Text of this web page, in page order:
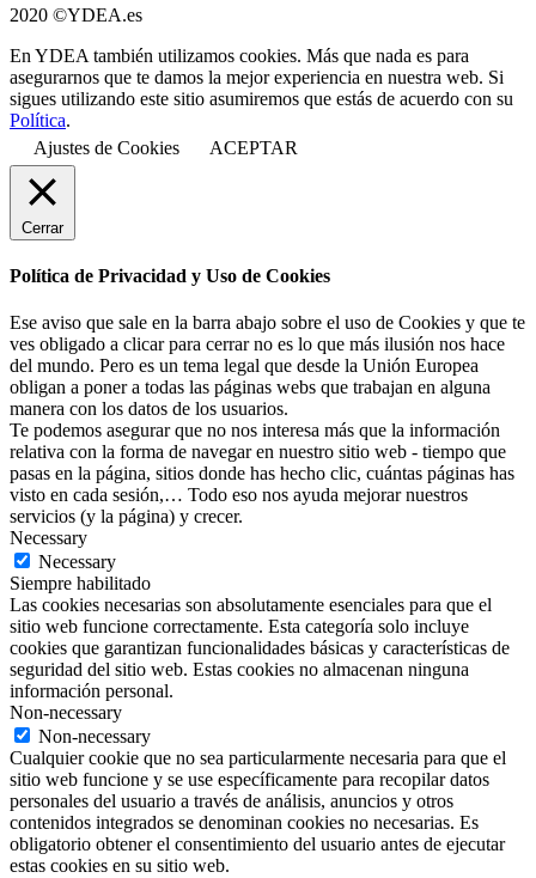
2020 ©YDEA.es
En YDEA también utilizamos cookies. Más que nada es para
asegurarnos que te damos la mejor experiencia en nuestra web. Si
sigues utilizando este sitio asumiremos que estás de acuerdo con su
Política.
Ajustes de Cookies
ACEPTAR
Cerrar
Política de Privacidad y Uso de Cookies
Ese aviso que sale en la barra abajo sobre el uso de Cookies y que te
ves obligado a clicar para cerrar no es lo que más ilusión nos hace
del mundo. Pero es un tema legal que desde la Unión Europea
obligan a poner a todas las páginas webs que trabajan en alguna
manera con los datos de los usuarios.
Te podemos asegurar que no nos interesa más que la información
relativa con la forma de navegar en nuestro sitio web - tiempo que
pasas en la página, sitios donde has hecho clic, cuántas páginas has
visto en cada sesión,… Todo eso nos ayuda mejorar nuestros
servicios (y la página) y crecer.
Necessary
Necessary
Siempre habilitado
Las cookies necesarias son absolutamente esenciales para que el
sitio web funcione correctamente. Esta categoría solo incluye
cookies que garantizan funcionalidades básicas y características de
seguridad del sitio web. Estas cookies no almacenan ninguna
información personal.
Non-necessary
Non-necessary
Cualquier cookie que no sea particularmente necesaria para que el
sitio web funcione y se use específicamente para recopilar datos
personales del usuario a través de análisis, anuncios y otros
contenidos integrados se denominan cookies no necesarias. Es
obligatorio obtener el consentimiento del usuario antes de ejecutar
estas cookies en su sitio web.